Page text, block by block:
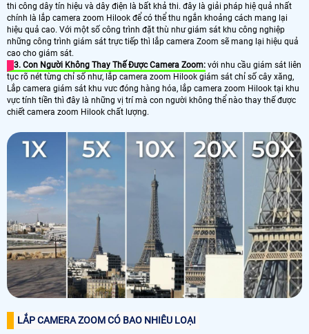
thi công dây tín hiệu và dây điện là bất khả thi. đây là giải pháp hiệ quả nhất
chính là lắp camera zoom Hilook để có thể thu ngắn khoảng cách mang lại
hiệu quả cao. Với một số công trình đặt thù như giám sát khu công nghiệp
những công trình giám sát trực tiếp thì lắp camera Zoom sẽ mang lại hiệu quả
cao cho giám sát.
3. Con Người Không Thay Thế Được Camera Zoom: với nhu cầu giám sát liên
tục rõ nét từng chỉ số như, lắp camera zoom Hilook giám sát chỉ số cây xăng,
Lắp camera giám sát khu vưc đóng hàng hóa, lắp camera zoom Hilook tại khu
vực tính tiền thì đây là những vị trí mà con người không thể nào thay thế được
chiết camera zoom Hilook chất lượng.
LẮP CAMERA ZOOM CÓ BAO NHIÊU LOẠI